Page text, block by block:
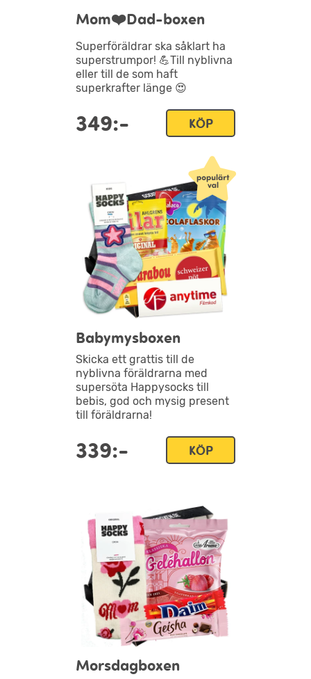
Mom❤️Dad-boxen
Superföräldrar ska såklart ha
superstrumpor! 💪Till nyblivna
eller till de som haft
superkrafter länge 😍
349:- KÖP
Babymysboxen
Skicka ett grattis till de
nyblivna föräldrarna med
supersöta Happysocks till
bebis, god och mysig present
till föräldrarna!
339:- KÖP
Morsdagboxen